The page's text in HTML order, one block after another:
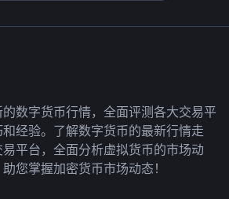
数字货币行情，全面评测各大交易平
经验。了解数字货币的最新行情走
平台，全面分析虚拟货币的市场动
您掌握加密货币市场动态！